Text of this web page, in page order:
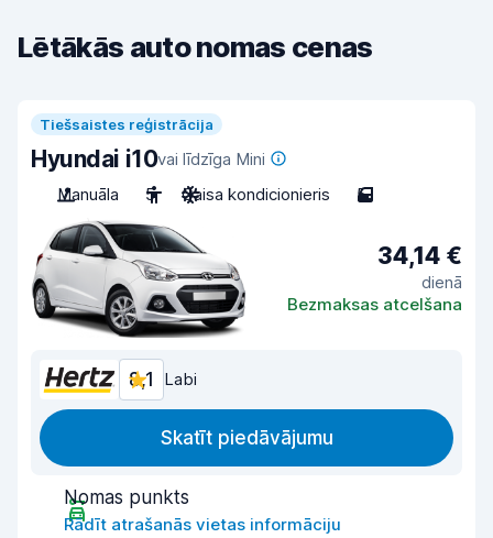
Lētākās auto nomas cenas
Tiešsaistes reģistrācija
Hyundai i10vai līdzīga Mini
Manuāla
5 Gaisa kondicionieris 5
34,14 €
dienā
Bezmaksas atcelšana
8,1 Labi
Skatīt piedāvājumu
Nomas punkts
Rādīt atrašanās vietas informāciju